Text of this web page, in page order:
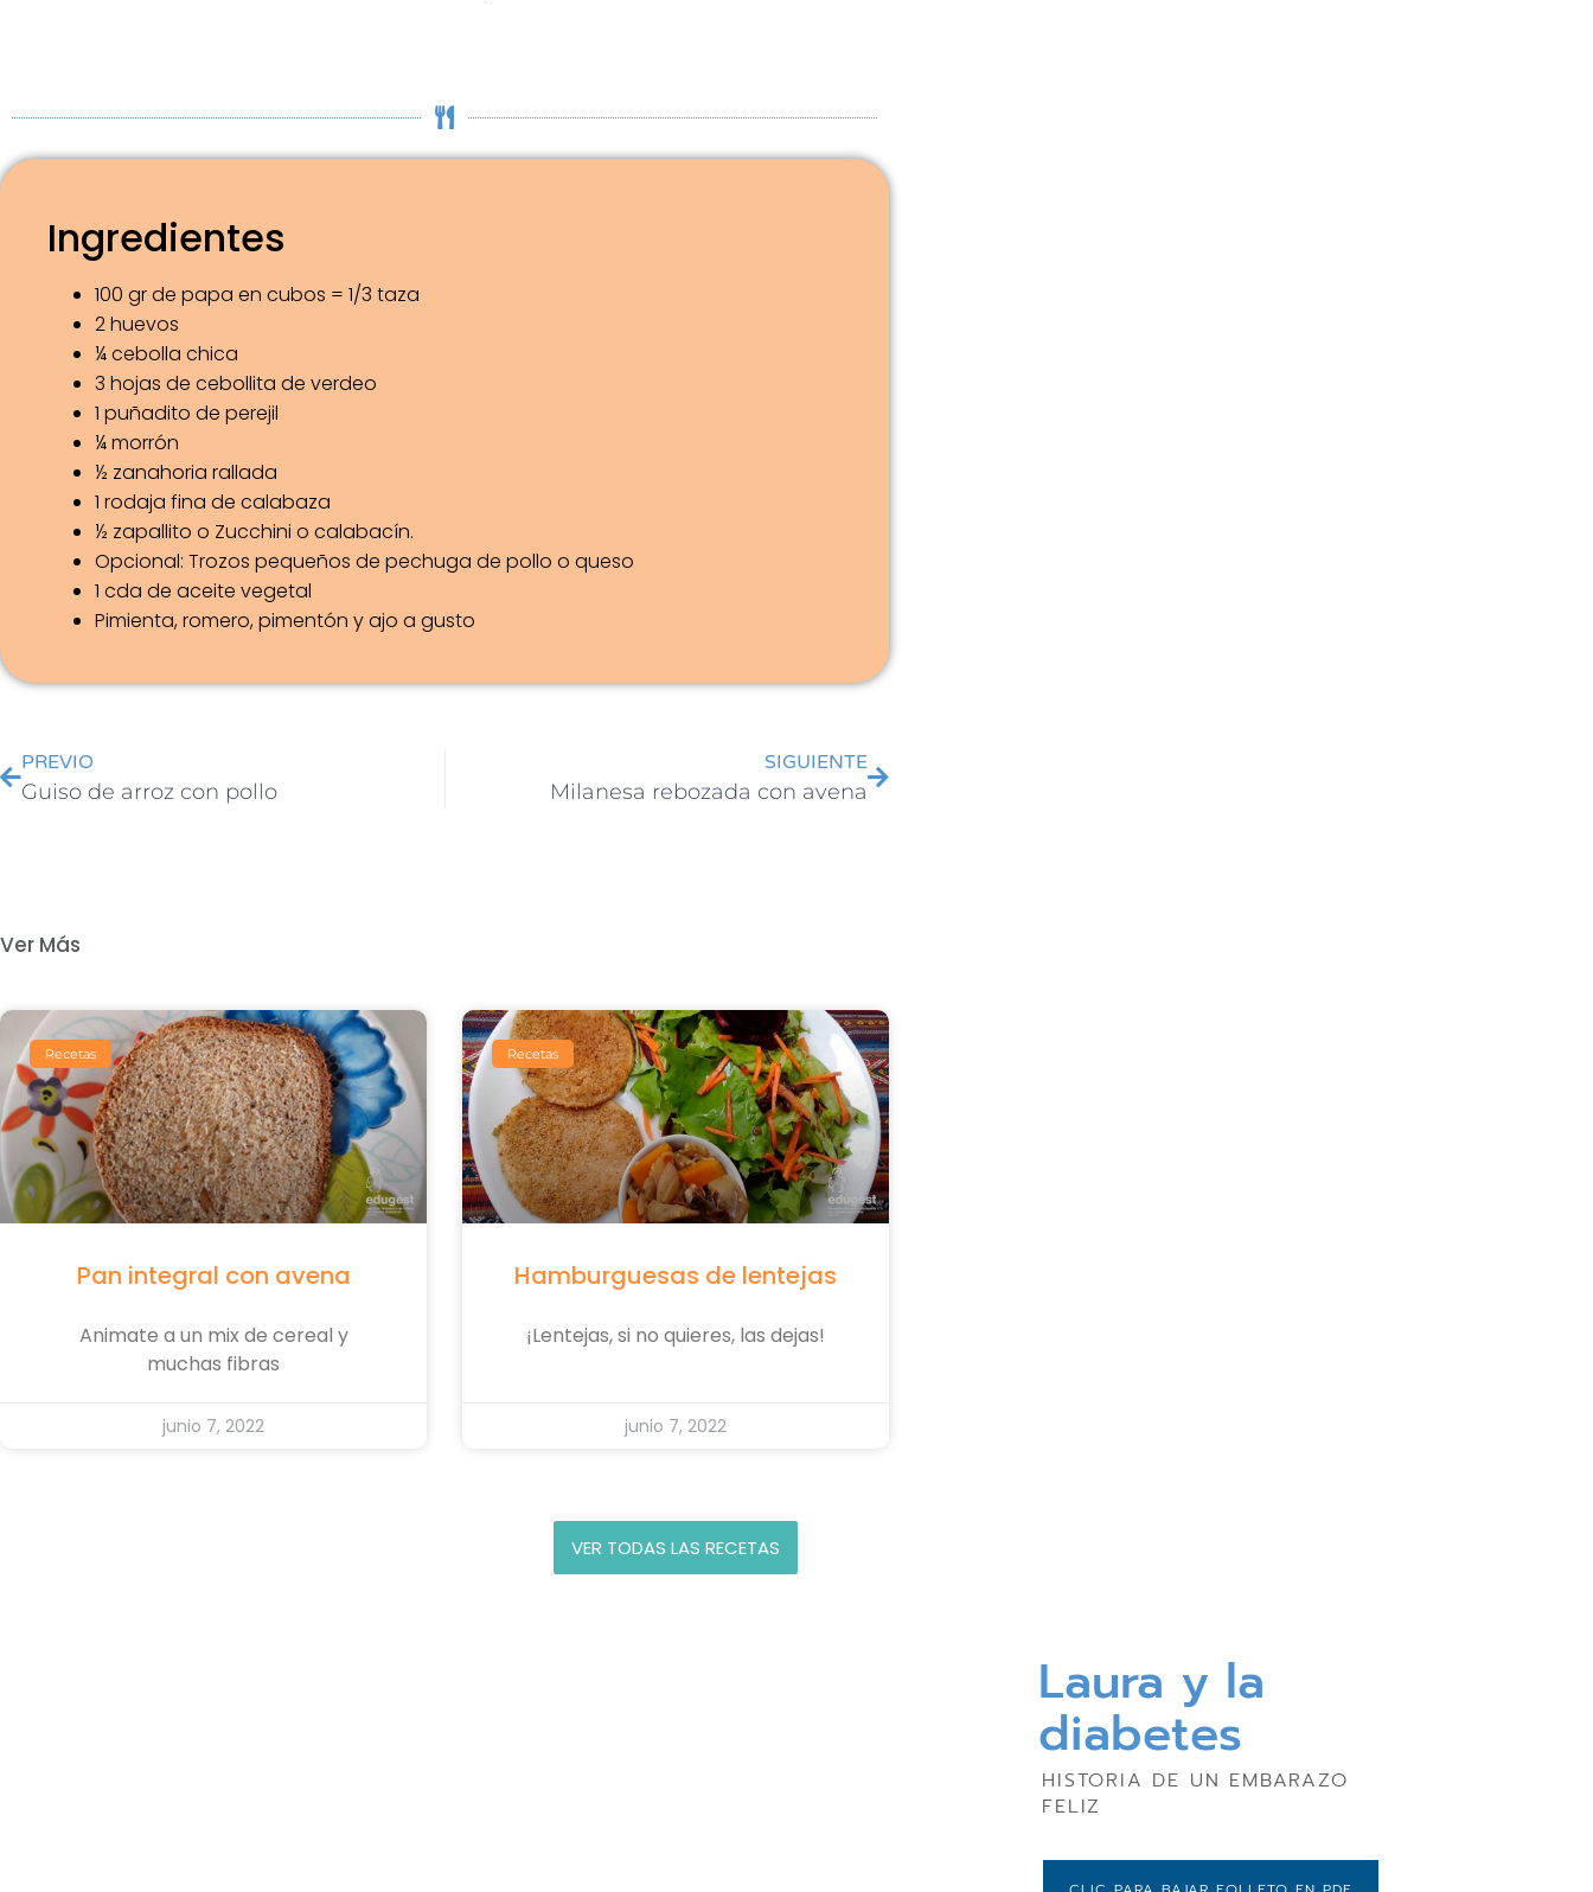
Ingredientes
100 gr de papa en cubos = 1/3 taza
2 huevos
¼ cebolla chica
3 hojas de cebollita de verdeo
1 puñadito de perejil
¼ morrón
½ zanahoria rallada
1 rodaja fina de calabaza
½ zapallito o Zucchini o calabacín.
Opcional: Trozos pequeños de pechuga de pollo o queso
1 cda de aceite vegetal
Pimienta, romero, pimentón y ajo a gusto
PREVIO
Guiso de arroz con pollo
SIGUIENTE
Milanesa rebozada con avena
Ver Más
Recetas
Pan integral con avena
Animate a un mix de cereal y
muchas fibras
junio 7, 2022
Recetas
Hamburguesas de lentejas
¡Lentejas, si no quieres, las dejas!
junio 7, 2022
VER TODAS LAS RECETAS
Laura y la
diabetes
HISTORIA DE UN EMBARAZO
FELIZ